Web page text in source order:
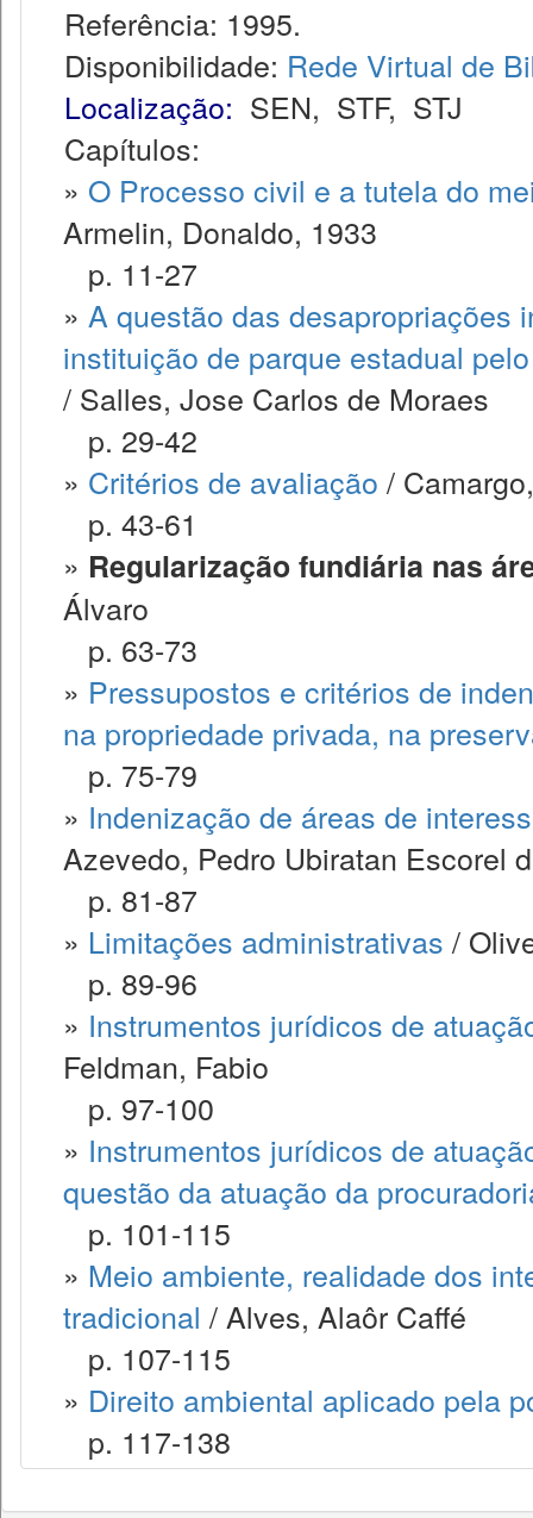
Referência: 1995.
Disponibilidade: Rede Virtual de
Localização: SEN, STF, STJ
Capítulos:
» O Processo civil e a tutela do
Armelin, Donaldo, 1933
p. 11-27
» A questão das desapropriações
instituição de parque estadual
/ Salles, Jose Carlos de Moraes
p. 29-42
» Critérios de avaliação /
p. 43-61
» Regularização fundiária nas
Álvaro
p. 63-73
» Pressupostos e critérios de
na propriedade privada, na
p. 75-79
» Indenização de áreas de
Azevedo, Pedro Ubiratan Escorel
p. 81-87
» Limitações administrativas /
p. 89-96
» Instrumentos jurídicos de
Feldman, Fabio
p. 97-100
» Instrumentos jurídicos de
questão da atuação da
p. 101-115
» Meio ambiente, realidade dos
tradicional / Alves, Alaôr Caffé
p. 107-115
» Direito ambiental aplicado pela
p. 117-138